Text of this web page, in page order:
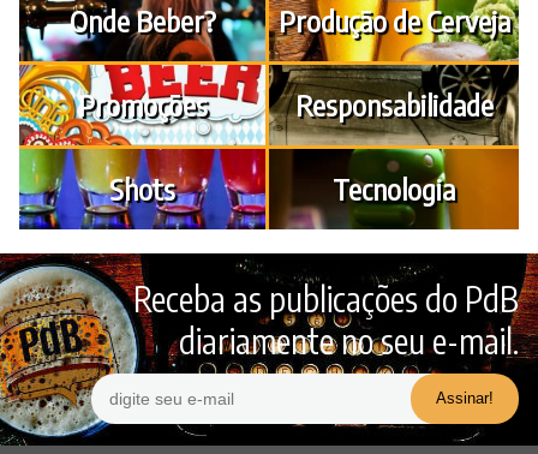
Onde Beber? Produção de Cerveja
Promoções Responsabilidade
Shots Tecnologia
Receba as publicações do PdB
diariamente no seu e-mail.